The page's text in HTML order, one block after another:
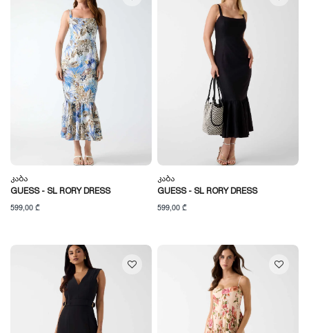
Კაბა
GUESS - SL RORY DRESS
599,00 ₾
Კაბა
GUESS - SL RORY DRESS
599,00 ₾